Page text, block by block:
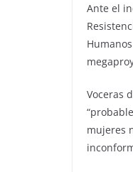
Ante el
Voceras
mujeres